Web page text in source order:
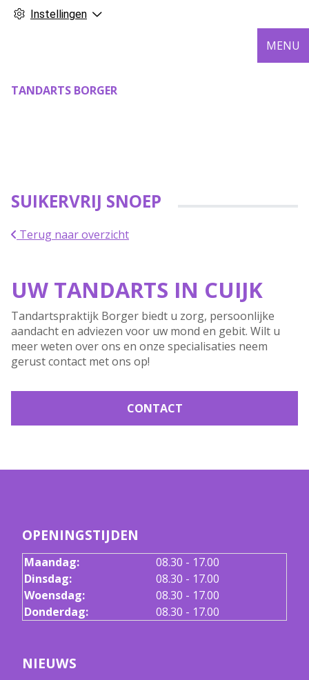
Instellingen
TANDARTS BORGER
MENU
SUIKERVRIJ SNOEP
Terug naar overzicht
UW TANDARTS IN CUIJK
Tandartspraktijk Borger biedt u zorg, persoonlijke
aandacht en adviezen voor uw mond en gebit. Wilt u
meer weten over ons en onze specialisaties neem
gerust contact met ons op!
CONTACT
OPENINGSTIJDEN
Maandag:
08.30 - 17.00
Dinsdag:
08.30 - 17.00
Woensdag:
08.30 - 17.00
Donderdag:
08.30 - 17.00
NIEUWS